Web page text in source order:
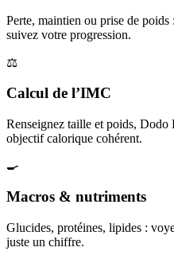
Perte, maintien ou prise de
suivez votre progression.
⚖️
Calcul de l’IMC
Renseignez taille et poids,
objectif calorique cohérent.
🍳
Macros & nutriments
Glucides, protéines, lipides :
juste un chiffre.